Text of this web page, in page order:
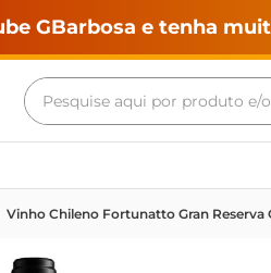
GBarbosa e tenha
Pesquise aqui por produto
Vinho Chileno Fortunatto Gran Reserva
Termos mais buscados
maquina lavar